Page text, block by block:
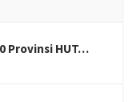
Provinsi HUT…